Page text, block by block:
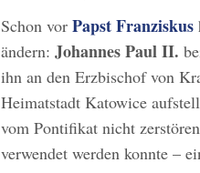
Schon vor Papst Franziskus
ändern: Johannes Paul II.
ihn an den Erzbischof von
Heimatstadt Katowice
vom Pontifikat nicht
verwendet werden konnte –